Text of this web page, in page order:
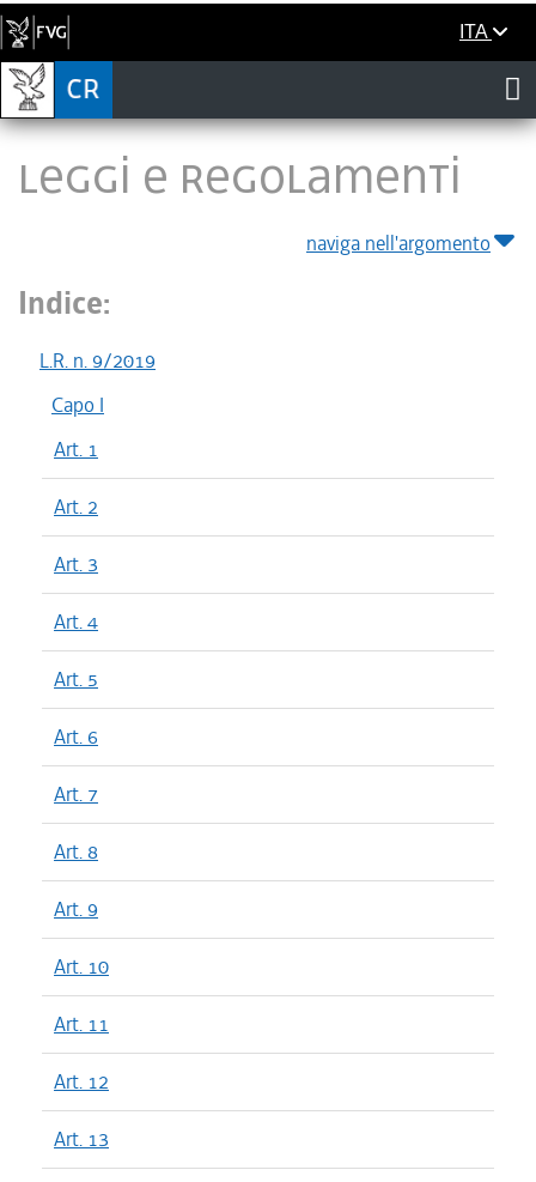
ITA
LEGGI E REGOLAMENTI
naviga nell'argomento
Indice:
L.R. n. 9/2019
Capo I
Art. 1
Art. 2
Art. 3
Art. 4
Art. 5
Art. 6
Art. 7
Art. 8
Art. 9
Art. 10
Art. 11
Art. 12
Art. 13